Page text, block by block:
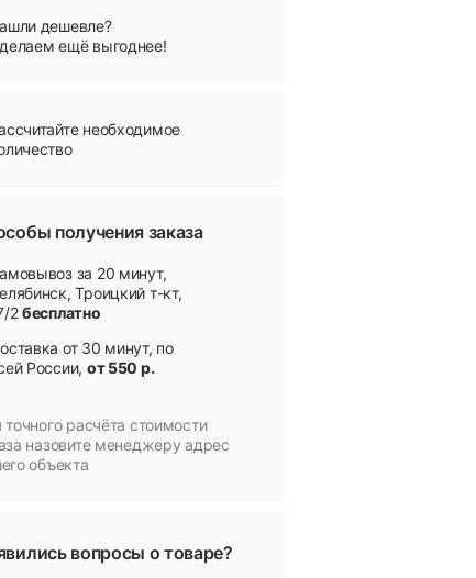
дешевле?
ещё выгоднее!
необходимое
получения заказа
за 20 минут,
Троицкий т-кт,
2бесплатно
от 30 минут, по
России, от 550 р.
расчёта стоимости
назовите менеджеру адрес
объекта
вопросы о товаре?